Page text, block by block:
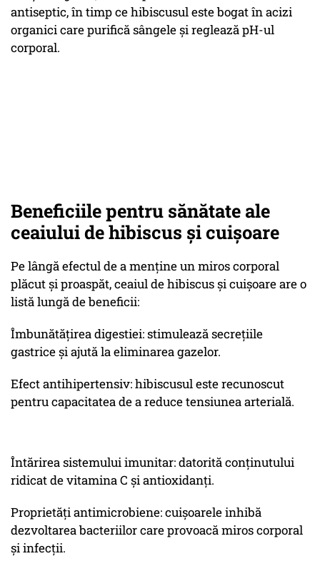
antiseptic, în timp ce hibiscusul este bogat în acizi
organici care purifică sângele și reglează pH-ul
corporal.
Beneficiile pentru sănătate ale
ceaiului de hibiscus și cuișoare
Pe lângă efectul de a menține un miros corporal
plăcut și proaspăt, ceaiul de hibiscus și cuișoare are o
listă lungă de beneficii:
Îmbunătățirea digestiei: stimulează secrețiile
gastrice și ajută la eliminarea gazelor.
Efect antihipertensiv: hibiscusul este recunoscut
pentru capacitatea de a reduce tensiunea arterială.
Întărirea sistemului imunitar: datorită conținutului
ridicat de vitamina C și antioxidanți.
Proprietăți antimicrobiene: cuișoarele inhibă
dezvoltarea bacteriilor care provoacă miros corporal
și infecții.